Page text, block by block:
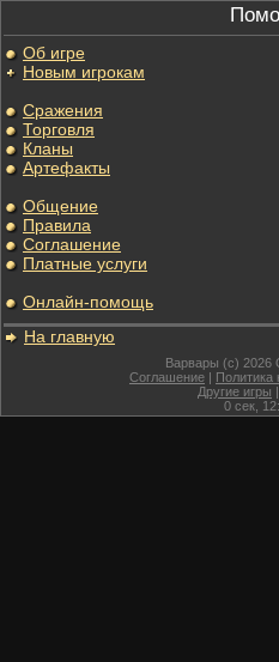
Об игре
Новым игрокам
Сражения
Торговля
Кланы
Артефакты
Общение
Правила
Соглашение
Платные услуги
Онлайн-помощь
На главную
Варвары (c) 2026
Соглашение | Политика
Другие игры |
0 сек,